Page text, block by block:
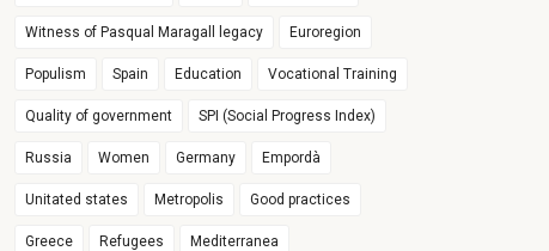
Witness of Pasqual Maragall legacy Euroregion
Populism Spain Education Vocational Training
Quality of government SPI (Social Progress Index)
Russia Women Germany Empordà
Unitated states Metropolis Good practices
Greece Refugees Mediterranea